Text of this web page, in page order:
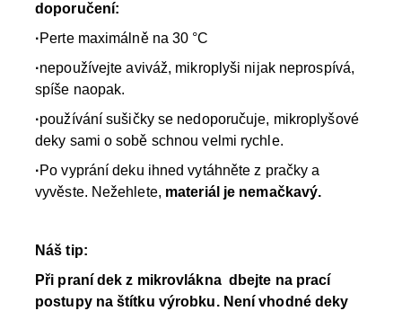
doporučení:
·Perte maximálně na 30 °C
·nepoužívejte aviváž, mikroplyši nijak neprospívá,
spíše naopak.
·používání sušičky se nedoporučuje, mikroplyšové
deky sami o sobě schnou velmi rychle.
·Po vyprání deku ihned vytáhněte z pračky a
vyvěste. Nežehlete, materiál je nemačkavý.
Náš tip:
Při praní dek z mikrovlákna dbejte na prací
postupy na štítku výrobku. Není vhodné deky